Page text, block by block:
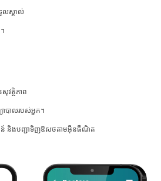
លស្គាល់
វត្ថិភាព
ាបាលរបស់អ្នក។
ធន៍ និងបញ្ជាទិញឱសថតាមអ៊ីនធឺណិត